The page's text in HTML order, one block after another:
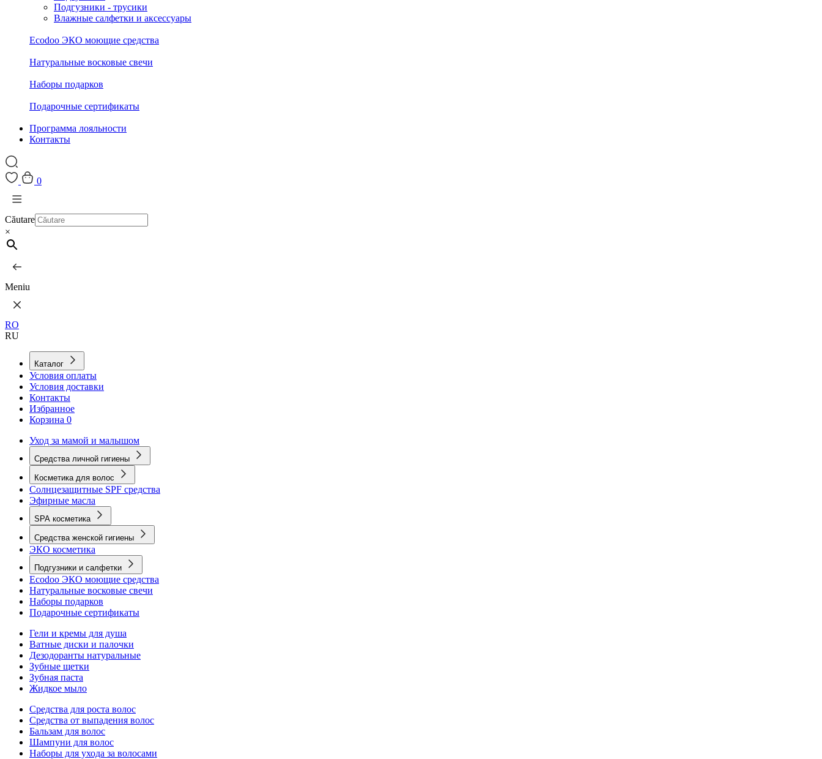
Подгузники - трусики
Влажные салфетки и аксессуары
Ecodoo ЭКО моющие средства
Натуральные восковые свечи
Наборы подарков
Подарочные сертификаты
Программа лояльности
Контакты
0
Căutare
×
Meniu
RO
RU
Каталог
Условия оплаты
Условия доставки
Контакты
Избранное
Корзина 0
Уход за мамой и малышом
Средства личной гигиены
Косметика для волос
Солнцезащитные SPF средства
Эфирные масла
SPA косметика
Средства женской гигиены
ЭКО косметика
Подгузники и салфетки
Ecodoo ЭКО моющие средства
Натуральные восковые свечи
Наборы подарков
Подарочные сертификаты
Гели и кремы для душа
Ватные диски и палочки
Дезодоранты натуральные
Зубные щетки
Зубная паста
Жидкое мыло
Средства для роста волос
Средства от выпадения волос
Бальзам для волос
Шампуни для волос
Наборы для ухода за волосами